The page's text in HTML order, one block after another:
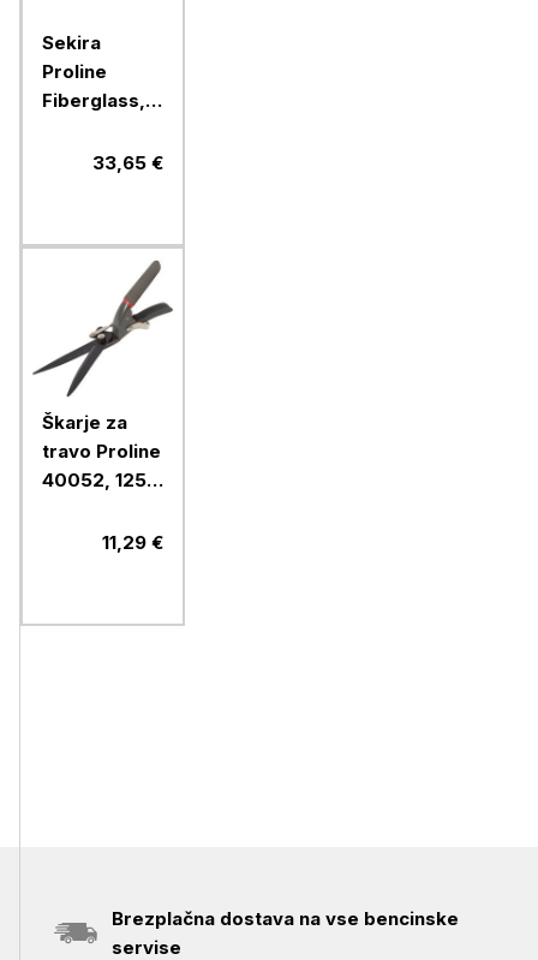
Sekira
Proline
Fiberglass,
33,65 €
Škarje za
travo Proline
40052, 125
11,29 €
Brezplačna dostava na vse bencinske
servise